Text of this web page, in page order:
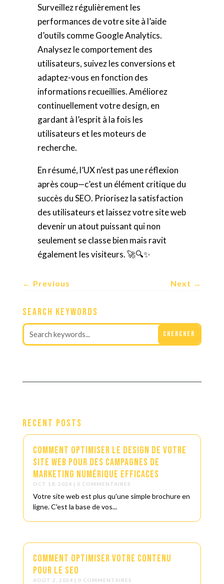
Surveillez régulièrement les
performances de votre site à l’aide
d’outils comme Google Analytics.
Analysez le comportement des
utilisateurs, suivez les conversions et
adaptez-vous en fonction des
informations recueillies. Améliorez
continuellement votre design, en
gardant à l’esprit à la fois les
utilisateurs et les moteurs de
recherche.
En résumé, l’UX n’est pas une réflexion
après coup—c’est un élément critique du
succès du SEO. Priorisez la satisfaction
des utilisateurs et laissez votre site web
devenir un atout puissant qui non
seulement se classe bien mais ravit
également les visiteurs. 🚀🔍✨
← Previous Next →
Search Keywords
Recent Posts
Comment optimiser le design de votre
site web pour des campagnes de
marketing numérique efficaces
OCT 18, 2024 | 0 COMMENTAIRES
Votre site web est plus qu'une simple brochure en
ligne. C'est la base de vos...
Comment optimiser votre contenu
pour le SEO
AOÛT 2, 2024 | 0 COMMENTAIRES